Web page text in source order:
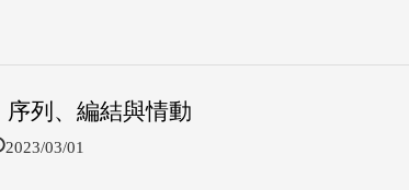
列、編結與情動
2023/03/01